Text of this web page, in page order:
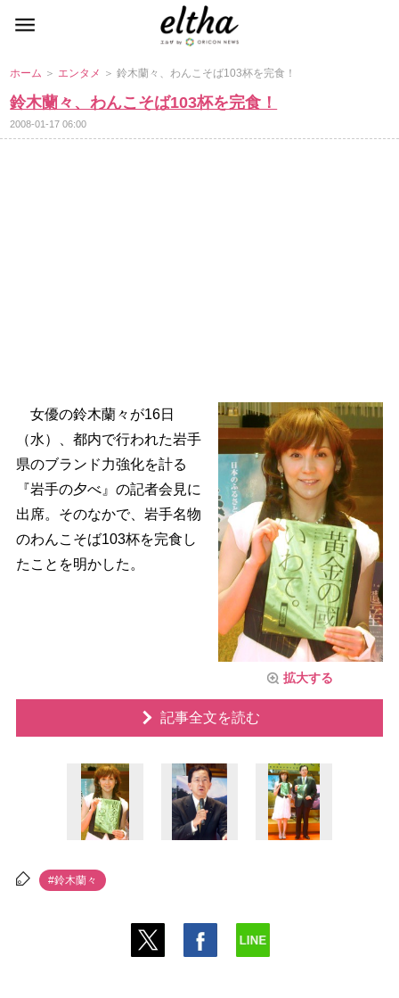
ホーム ＞ エンタメ ＞ 鈴木蘭々、わんこそば103杯を完食！
鈴木蘭々、わんこそば103杯を完食！
2008-01-17 06:00
拡大する
女優の鈴木蘭々が16日
（水）、都内で行われた岩手
県のブランド力強化を計る
『岩手の夕べ』の記者会見に
出席。そのなかで、岩手名物
のわんこそば103杯を完食し
たことを明かした。
記事全文を読む
#鈴木蘭々